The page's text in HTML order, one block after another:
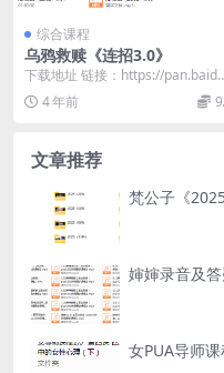
综合课程
乌鸦救赎《连招3.0》
下载地址 链接：https://
com/s/1QV6sDDF...
4 年前
文章推荐
梵公子《
婶婶录音及
女PUA导师